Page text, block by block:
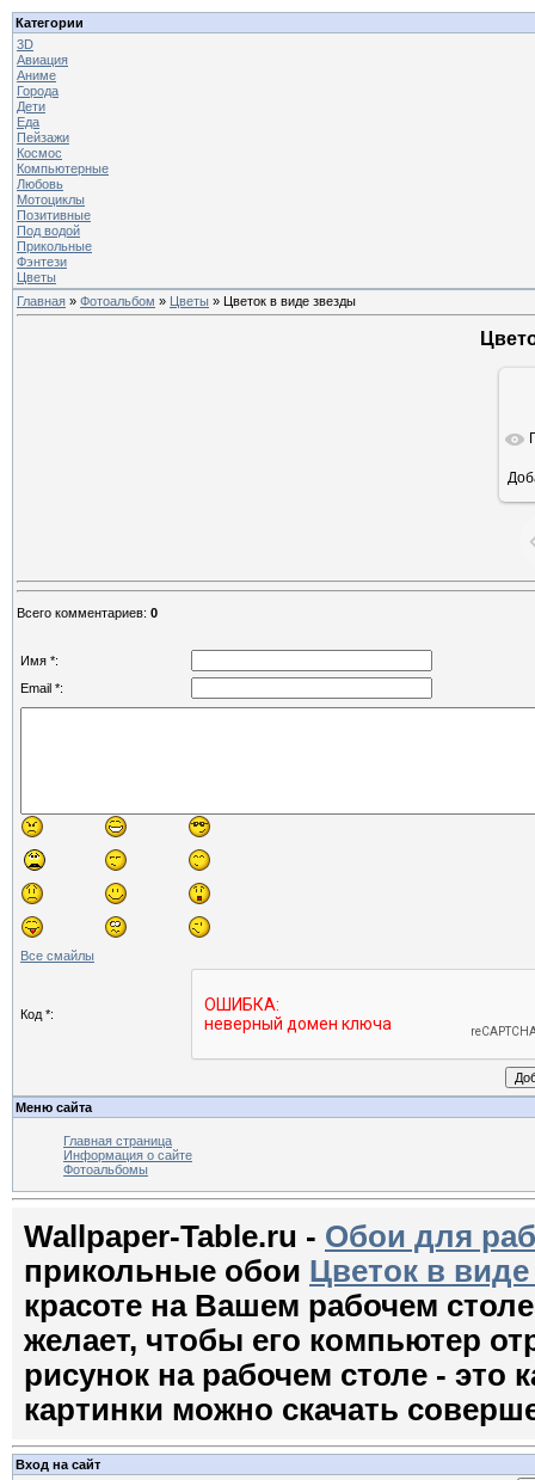
Категории
3D
Авиация
Аниме
Города
Дети
Еда
Пейзажи
Космос
Компьютерные
Любовь
Мотоциклы
Позитивные
Под водой
Прикольные
Фэнтези
Цветы
Главная » Фотоальбом » Цветы » Цветок в виде звезды
Всего комментариев: 0
Имя *:
Email *:
Все смайлы
Код *:
Меню сайта
Главная страница
Информация о сайте
Фотоальбомы
Wallpaper-Table.ru - Обои для
прикольные обои Цветок в
красоте на Вашем рабочем
желает, чтобы его компьютер
рисунок на рабочем столе - это
картинки можно скачать
Вход на сайт